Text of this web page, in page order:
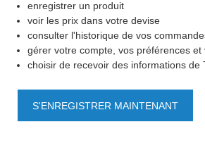
enregistrer un produit
voir les prix dans votre devise
consulter l'historique de vos
gérer votre compte, vos préférences et
choisir de recevoir des informations de
S'ENREGISTRER MAINTENANT